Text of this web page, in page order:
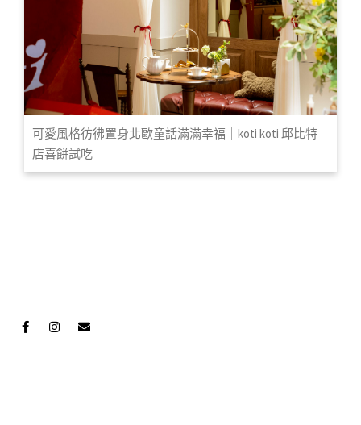
可愛風格彷彿置身北歐童話滿滿幸福｜koti koti 邱比特
店喜餅試吃